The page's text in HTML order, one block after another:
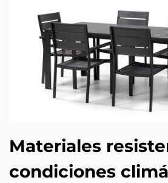
Materiales
condiciones